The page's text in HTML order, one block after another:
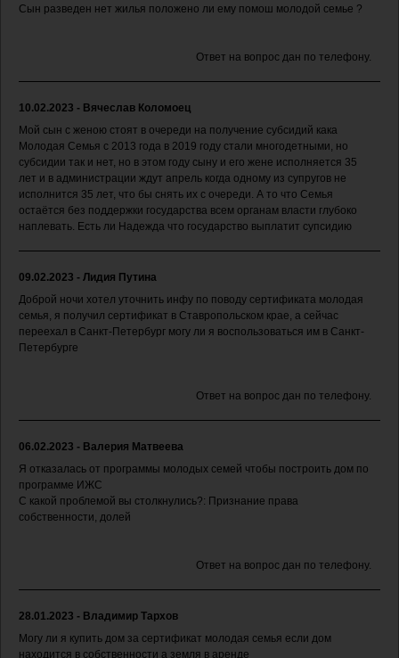
Сын разведен нет жилья положено ли ему помош молодой семье ?
Ответ на вопрос дан по телефону.
10.02.2023 - Вячеслав Коломоец
Мой сын с женою стоят в очереди на получение субсидий кака
Молодая Семья с 2013 года в 2019 году стали многодетными, но
субсидии так и нет, но в этом году сыну и его жене исполняется 35
лет и в администрации ждут апрель когда одному из супругов не
исполнится 35 лет, что бы снять их с очереди. А то что Семья
остаётся без поддержки государства всем органам власти глубоко
наплевать. Есть ли Надежда что государство выплатит супсидию
09.02.2023 - Лидия Путина
Доброй ночи хотел уточнить инфу по поводу сертификата молодая
семья, я получил сертификат в Ставропольском крае, а сейчас
переехал в Санкт-Петербург могу ли я воспользоваться им в Санкт-
Петербурге
Ответ на вопрос дан по телефону.
06.02.2023 - Валерия Матвеева
Я отказалась от программы молодых семей чтобы построить дом по
программе ИЖС
С какой проблемой вы столкнулись?: Признание права
собственности, долей
Ответ на вопрос дан по телефону.
28.01.2023 - Владимир Тархов
Могу ли я купить дом за сертификат молодая семья если дом
находится в собственности а земля в аренде